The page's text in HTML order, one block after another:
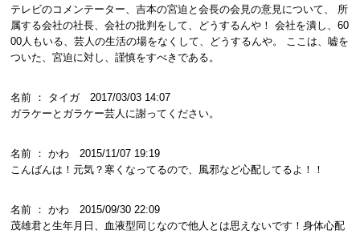
テレビのコメンテーター、吉本の宮迫と会長の会見の意見について、 所
属する会社の社長、会社の批判をして、どうするんや！ 会社を潰し、60
00人もいる、芸人の生活の場をなくして、どうするんや。 ここは、嘘を
ついた、宮迫に対し、謹慎をすべきである。
名前 ： タイガ 2017/03/03 14:07
ガラケーとガラケー芸人に謝ってください。
名前 ： かわ 2015/11/07 19:19
こんばんは！元気？寒くなってるので、風邪など心配してるよ！！
名前 ： かわ 2015/09/30 22:09
茂雄君と生年月日、血液型同じなので他人とは思えないです！身体心配